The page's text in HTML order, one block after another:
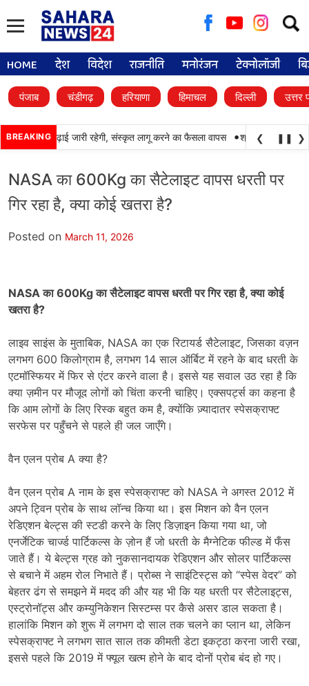
for:
HOME देश विदेश राजनीति मनोरंजन टेक्नोलॉजी
पंजाब चंडीगढ़ हरियाणा हिमाचल दिल्ली उत्तर
BREAKING
पंजाबी की पढ़ाई जारी रहेगी, संस्कृत लागू करने का फैसला वापस • श्री गुरु हरिकृष्ण
❮ ❚❚ ❯
NASA का 600Kg का सैटेलाइट वापस धरती पर
गिर रहा है, क्या कोई खतरा है?
Posted on March 11, 2026
NASA का 600Kg का सैटेलाइट वापस धरती पर गिर रहा है, क्या कोई
खतरा है?
लाइव साइंस के मुताबिक, NASA का एक रिटायर्ड सैटेलाइट, जिसका वज़न
लगभग 600 किलोग्राम है, लगभग 14 साल ऑर्बिट में रहने के बाद धरती के
एटमॉस्फियर में फिर से एंटर करने वाला है। इससे यह सवाल उठ रहा है कि
क्या ज़मीन पर मौजूद लोगों को चिंता करनी चाहिए। एक्सपर्ट्स का कहना है
कि आम लोगों के लिए रिस्क बहुत कम है, क्योंकि ज़्यादातर स्पेसक्राफ्ट
सरफेस पर पहुँचने से पहले ही जल जाएँगे।
वैन एलन प्रोब A क्या है?
वैन एलन प्रोब A नाम के इस स्पेसक्राफ्ट को NASA ने अगस्त 2012 में
अपने ट्विन प्रोब के साथ लॉन्च किया था। इस मिशन को वैन एलन
रेडिएशन बेल्ट्स की स्टडी करने के लिए डिज़ाइन किया गया था, जो
एनर्जेटिक चार्ज्ड पार्टिकल्स के ज़ोन हैं जो धरती के मैग्नेटिक फील्ड में फँस
जाते हैं। ये बेल्ट्स ग्रह को नुकसानदायक रेडिएशन और सोलर पार्टिकल्स
से बचाने में अहम रोल निभाते हैं। प्रोब्स ने साइंटिस्ट्स को “स्पेस वेदर” को
बेहतर ढंग से समझने में मदद की और यह भी कि यह धरती पर सैटेलाइट्स,
एस्ट्रोनॉट्स और कम्युनिकेशन सिस्टम्स पर कैसे असर डाल सकता है।
हालांकि मिशन को शुरू में लगभग दो साल तक चलने का प्लान था, लेकिन
स्पेसक्राफ्ट ने लगभग सात साल तक कीमती डेटा इकट्ठा करना जारी रखा,
इससे पहले कि 2019 में फ्यूल खत्म होने के बाद दोनों प्रोब बंद हो गए।